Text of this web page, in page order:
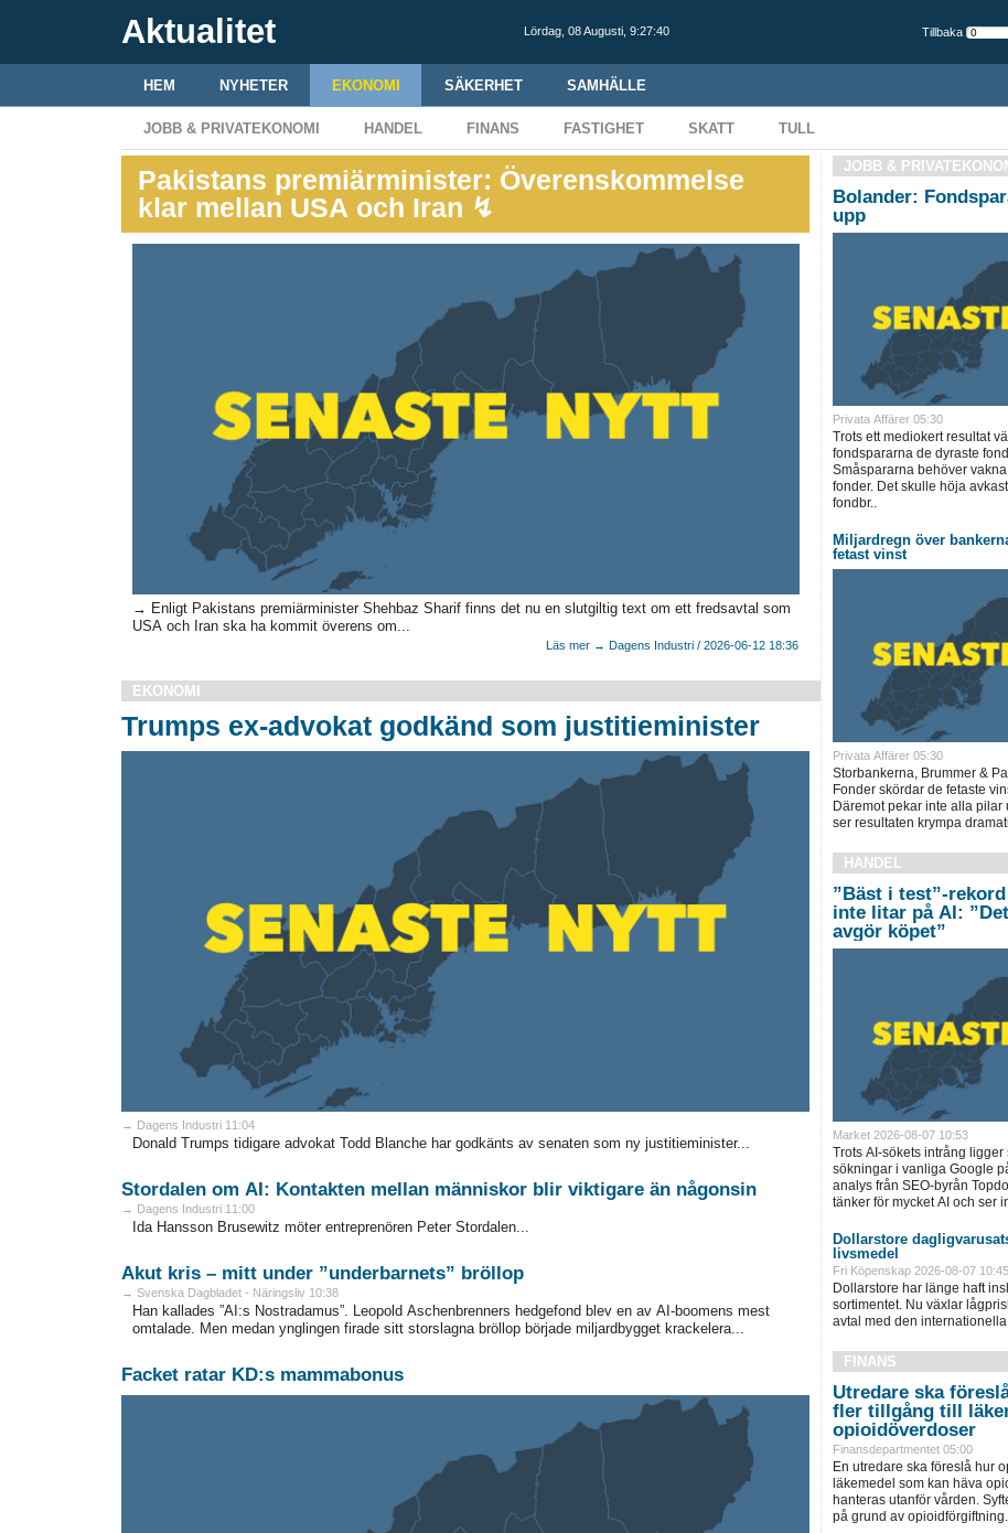
Aktualitet Lördag, 08 Augusti, 9:27:41 Tillbaka
HEM NYHETER EKONOMI SÄKERHET SAMHÄLLE
JOBB & PRIVATEKONOMI HANDEL FINANS FASTIGHET SKATT TULL
Pakistans premiärminister: Överenskommelse
klar mellan USA och Iran ↯
→ Enligt Pakistans premiärminister Shehbaz Sharif finns det nu en slutgiltig text om ett fredsavtal som
USA och Iran ska ha kommit överens om...
Läs mer → Dagens Industri / 2026-06-12 18:36
EKONOMI
Trumps ex-advokat godkänd som justitieminister
→ Dagens Industri 11:04
Donald Trumps tidigare advokat Todd Blanche har godkänts av senaten som ny justitieminister...
Stordalen om AI: Kontakten mellan människor blir viktigare än någonsin
→ Dagens Industri 11:00
Ida Hansson Brusewitz möter entreprenören Peter Stordalen...
Akut kris – mitt under ”underbarnets” bröllop
→ Svenska Dagbladet - Näringsliv 10:38
Han kallades ”AI:s Nostradamus”. Leopold Aschenbrenners hedgefond blev en av AI-boomens mest
omtalade. Men medan ynglingen firade sitt storslagna bröllop började miljardbygget krackelera...
Facket ratar KD:s mammabonus
JOBB &
Bolander:
upp
Privata Affärer 05:30
Trots ett mediokert resultat
fondspararna de dyraste
Småspararna behöver
fonder. Det skulle höja
fondbr..
Miljardregn över
fetast vinst
Privata Affärer 05:30
Storbankerna, Brummer &
Fonder skördar de fetaste
Däremot pekar inte alla pilar
ser resultaten krympa
HANDEL
”Bäst i test”-
inte litar på AI:
avgör köpet”
Market 2026-08-07 10:53
Trots AI-sökets intrång ligger
sökningar i vanliga Google
analys från SEO-byrån
tänker för mycket AI och ser
Dollarstore
livsmedel
Fri Köpenskap 2026-08-07 10:45
Dollarstore har länge haft
sortimentet. Nu växlar
avtal med den internationella
FINANS
Utredare ska
fler tillgång till
opioidöverdoser
Finansdepartmentet 05:00
En utredare ska föreslå hur
läkemedel som kan häva
hanteras utanför vården.
på grund av